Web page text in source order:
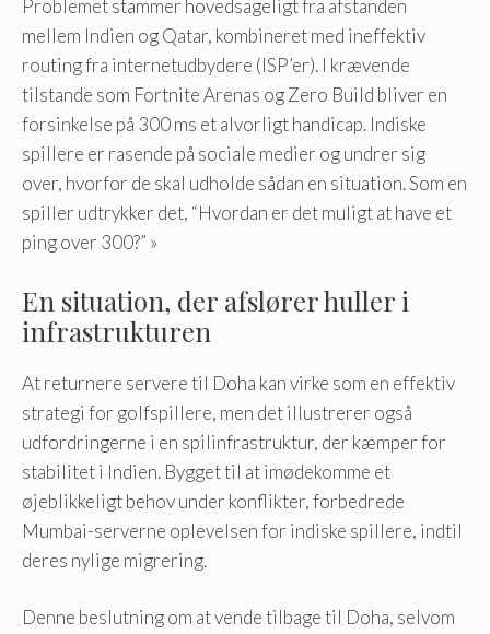
Problemet stammer hovedsageligt fra afstanden
mellem Indien og Qatar, kombineret med ineffektiv
routing fra internetudbydere (ISP’er). I krævende
tilstande som Fortnite Arenas og Zero Build bliver en
forsinkelse på 300 ms et alvorligt handicap. Indiske
spillere er rasende på sociale medier og undrer sig
over, hvorfor de skal udholde sådan en situation. Som en
spiller udtrykker det, “Hvordan er det muligt at have et
ping over 300?” »
En situation, der afslører huller i
infrastrukturen
At returnere servere til Doha kan virke som en effektiv
strategi for golfspillere, men det illustrerer også
udfordringerne i en spilinfrastruktur, der kæmper for
stabilitet i Indien. Bygget til at imødekomme et
øjeblikkeligt behov under konflikter, forbedrede
Mumbai-serverne oplevelsen for indiske spillere, indtil
deres nylige migrering.
Denne beslutning om at vende tilbage til Doha, selvom